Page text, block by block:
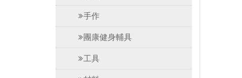
手作
團康健身輔具
工具